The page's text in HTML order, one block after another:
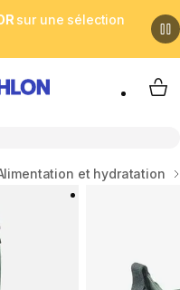
sur une sélection
My
et hydratation